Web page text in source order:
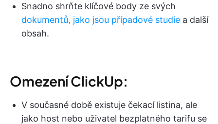
Snadno shrňte klíčové body ze svých
dokumentů, jako jsou případové studie a další
obsah.
Omezení ClickUp:
V současné době existuje čekací listina, ale
jako host nebo uživatel bezplatného tarifu se